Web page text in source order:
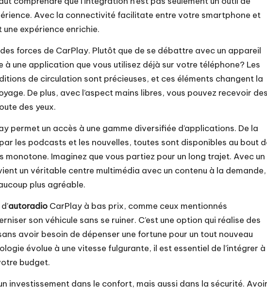
Avec la connectivité facilitate entre votre smartphone et
expérience enrichie.
forces de CarPlay. Plutôt que de se débattre avec un appareil
à une application que vous utilisez déjà sur votre téléphone? Les
de circulation sont précieuses, et ces éléments changent la
De plus, avec l’aspect mains libres, vous pouvez recevoir
des yeux.
permet un accès à une gamme diversifiée d’applications. De la
les podcasts et les nouvelles, toutes sont disponibles au bout
monotone. Imaginez que vous partiez pour un long trajet. Avec un
un véritable centre multimédia avec un contenu à la demande,
plus agréable.
autoradio CarPlay à bas prix, comme ceux mentionnés
son véhicule sans se ruiner. C’est une option qui réalise des
avoir besoin de dépenser une fortune pour un tout nouveau
évolue à une vitesse fulgurante, il est essentiel de l’intégrer à
budget.
investissement dans le confort, mais aussi dans la sécurité.